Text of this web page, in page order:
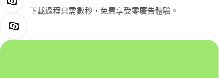
下載過程只需數秒，免費享受零廣告體驗。